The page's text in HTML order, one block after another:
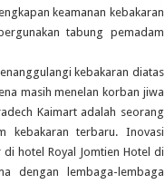
keamanan kebakaran
tabung pemadam
kebakaran diatas
masih menelan korban jiwa
Kaimart adalah seorang
kebakaran terbaru. Inovasi
hotel Royal Jomtien Hotel di
dengan lembaga-lembaga